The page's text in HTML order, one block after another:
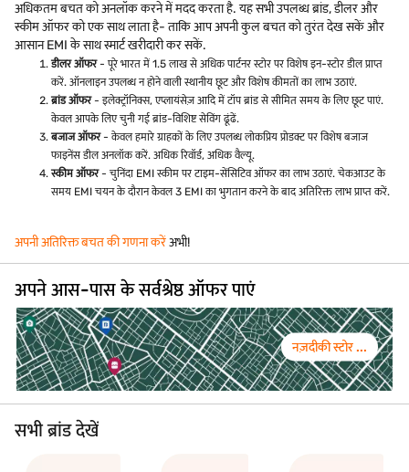
अधिकतम बचत को अनलॉक करने में मदद करता है. यह सभी उपलब्ध ब्रांड, डीलर और
स्कीम ऑफर को एक साथ लाता है- ताकि आप अपनी कुल बचत को तुरंत देख सकें और
आसान EMI के साथ स्मार्ट खरीदारी कर सकें.
डीलर ऑफर- पूरे भारत में 1.5 लाख से अधिक पार्टनर स्टोर पर विशेष इन-स्टोर डील प्राप्त
करें. ऑनलाइन उपलब्ध न होने वाली स्थानीय छूट और विशेष कीमतों का लाभ उठाएं.
ब्रांड ऑफर- इलेक्ट्रॉनिक्स, एप्लायंसेज़ आदि में टॉप ब्रांड से सीमित समय के लिए छूट पाएं.
केवल आपके लिए चुनी गई ब्रांड-विशिष्ट सेविंग ढूंढें.
बजाज ऑफर- केवल हमारे ग्राहकों के लिए उपलब्ध लोकप्रिय प्रोडक्ट पर विशेष बजाज
फाइनेंस डील अनलॉक करें. अधिक रिवॉर्ड, अधिक वैल्यू.
स्कीम ऑफर- चुनिंदा EMI स्कीम पर टाइम-सेंसिटिव ऑफर का लाभ उठाएं. चेकआउट के
समय EMI चयन के दौरान केवल 3 EMI का भुगतान करने के बाद अतिरिक्त लाभ प्राप्त करें.
अपनी अतिरिक्त बचत की गणना करेंअभी!
अपने आस-पास के सर्वश्रेष्ठ ऑफर पाएं
नज़दीकी स्टोर ...
सभी ब्रांड देखें